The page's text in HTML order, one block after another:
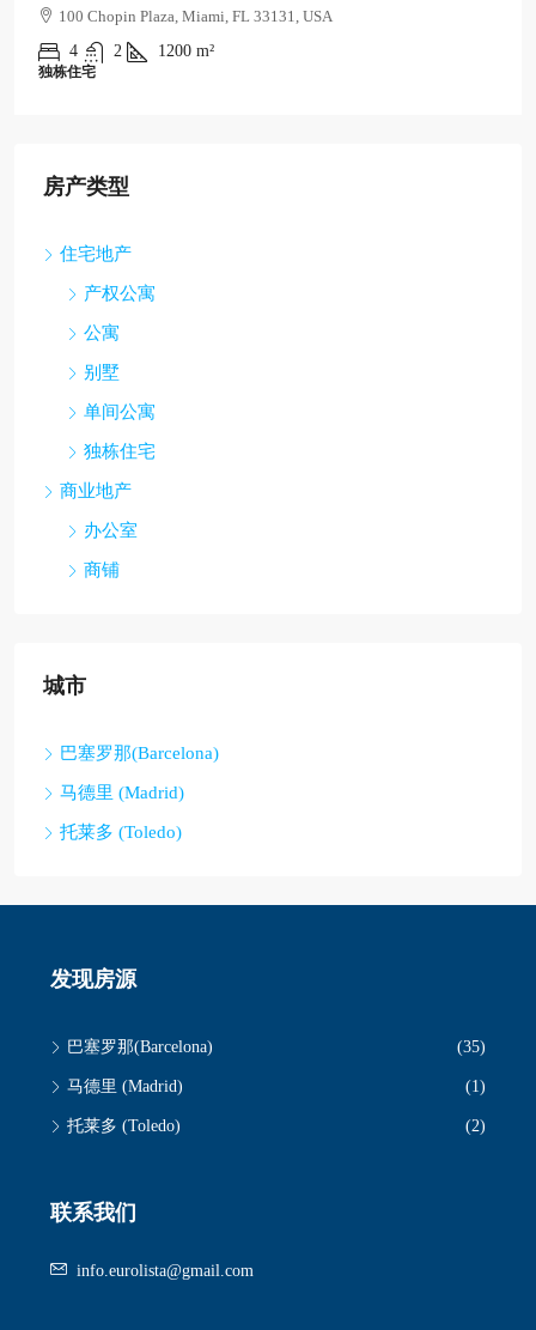
905 Brickell Bay Dr, Miami, FL 33131, USA
3
2 3410 m²
独栋住宅
房产类型
住宅地产
产权公寓
公寓
别墅
单间公寓
独栋住宅
商业地产
办公室
商铺
城市
巴塞罗那(Barcelona)
马德里 (Madrid)
托莱多 (Toledo)
发现房源
巴塞罗那(Barcelona) (35)
马德里 (Madrid) (1)
托莱多 (Toledo) (2)
联系我们
info.eurolista@gmail.com